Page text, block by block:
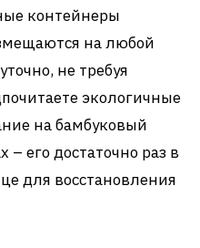
контейнеры
на любой
не требуя
экологичные
на бамбуковый
его достаточно раз в
для восстановления